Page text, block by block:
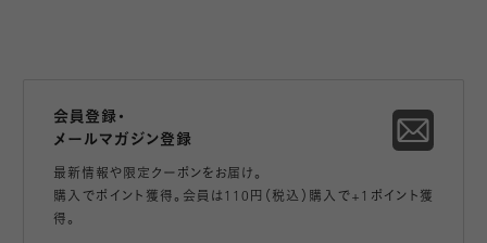
会員登録・
メールマガジン登録
最新情報や限定クーポンをお届け。
購入でポイント獲得。会員は110円（税込）購入で+1ポイント獲
得。